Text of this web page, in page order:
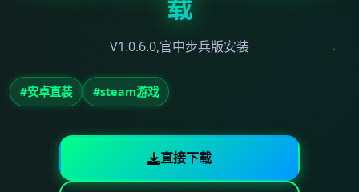
载
V1.0.6.0,官中步兵版安装
#安卓直装 #steam游戏
直接下载